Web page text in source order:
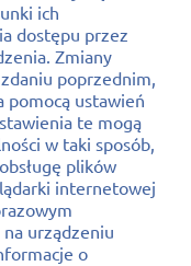
ich
dostępu przez
Zmiany
poprzednim,
pomocą ustawień
te mogą
w taki sposób,
plików
internetowej
urządzeniu
o